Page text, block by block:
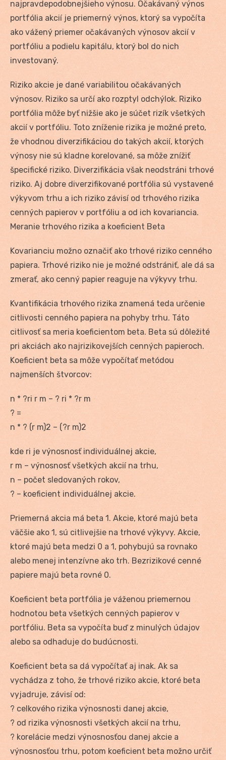
najpravdepodobnejšieho výnosu. Očakávaný výnos
portfólia akcií je priemerný výnos, ktorý sa vypočíta
ako vážený priemer očakávaných výnosov akcií v
portfóliu a podielu kapitálu, ktorý bol do nich
investovaný.
Riziko akcie je dané variabilitou očakávaných
výnosov. Riziko sa určí ako rozptyl odchýlok. Riziko
portfólia môže byť nižšie ako je súčet rizík všetkých
akcií v portfóliu. Toto zníženie rizika je možné preto,
že vhodnou diverzifikáciou do takých akcií, ktorých
výnosy nie sú kladne korelované, sa môže znížiť
špecifické riziko. Diverzifikácia však neodstráni trhové
riziko. Aj dobre diverzifikované portfólia sú vystavené
výkyvom trhu a ich riziko závisí od trhového rizika
cenných papierov v portfóliu a od ich kovariancia.
Meranie trhového rizika a koeficient Beta
Kovarianciu možno označiť ako trhové riziko cenného
papiera. Trhové riziko nie je možné odstrániť, ale dá sa
zmerať, ako cenný papier reaguje na výkyvy trhu.
Kvantifikácia trhového rizika znamená teda určenie
citlivosti cenného papiera na pohyby trhu. Táto
citlivosť sa meria koeficientom beta. Beta sú dôležité
pri akciách ako najrizikovejších cenných papieroch.
Koeficient beta sa môže vypočítať metódou
najmenších štvorcov:
n * ?ri r m – ? ri * ?r m
? =
n * ? (r m)2 – (?r m)2
kde ri je výnosnosť individuálnej akcie,
r m – výnosnosť všetkých akcií na trhu,
n – počet sledovaných rokov,
? – koeficient individuálnej akcie.
Priemerná akcia má beta 1. Akcie, ktoré majú beta
väčšie ako 1, sú citlivejšie na trhové výkyvy. Akcie,
ktoré majú beta medzi 0 a 1, pohybujú sa rovnako
alebo menej intenzívne ako trh. Bezrizikové cenné
papiere majú beta rovné 0.
Koeficient beta portfólia je váženou priemernou
hodnotou beta všetkých cenných papierov v
portfóliu. Beta sa vypočíta buď z minulých údajov
alebo sa odhaduje do budúcnosti.
Koeficient beta sa dá vypočítať aj inak. Ak sa
vychádza z toho, že trhové riziko akcie, ktoré beta
vyjadruje, závisí od:
? celkového rizika výnosnosti danej akcie,
? od rizika výnosnosti všetkých akcií na trhu,
? korelácie medzi výnosnosťou danej akcie a
výnosnosťou trhu, potom koeficient beta možno určiť